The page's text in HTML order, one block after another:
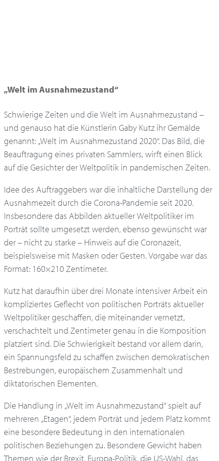
„Welt im Ausnahmezustand“
Schwierige Zeiten und die Welt im Ausnahmezustand –
und genauso hat die Künstlerin Gaby Kutz ihr Gemälde
genannt: „Welt im Ausnahmezustand 2020“. Das Bild, die
Beauftragung eines privaten Sammlers, wirft einen Blick
auf die Gesichter der Weltpolitik in pandemischen Zeiten.
Idee des Auftraggebers war die inhaltliche Darstellung der
Ausnahmezeit durch die Corona-Pandemie seit 2020.
Insbesondere das Abbilden aktueller Weltpolitiker im
Porträt sollte umgesetzt werden, ebenso gewünscht war
der – nicht zu starke – Hinweis auf die Coronazeit,
beispielsweise mit Masken oder Gesten. Vorgabe war das
Format: 160×210 Zentimeter.
Kutz hat daraufhin über drei Monate intensiver Arbeit ein
kompliziertes Geflecht von politischen Porträts aktueller
Weltpolitiker geschaffen, die miteinander vernetzt,
verschachtelt und Zentimeter genau in die Komposition
platziert sind. Die Schwierigkeit bestand vor allem darin,
ein Spannungsfeld zu schaffen zwischen demokratischen
Bestrebungen, europäischem Zusammenhalt und
diktatorischen Elementen.
Die Handlung in „Welt im Ausnahmezustand“ spielt auf
mehreren „Etagen“, jedem Porträt und jedem Platz kommt
eine besondere Bedeutung in den internationalen
politischen Beziehungen zu. Besondere Gewicht haben
Themen wie der Brexit, Europa-Politik, die US-Wahl, das